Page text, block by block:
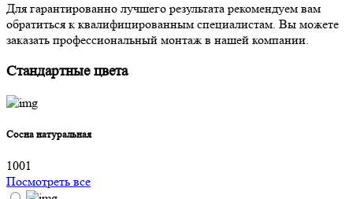
Для гарантированно лучшего результата рекомендуем вам
обратиться к квалифицированным специалистам. Вы можете
заказать профессиональный монтаж в нашей компании.
Стандартные цвета
Сосна натуральная
1001
Посмотреть все